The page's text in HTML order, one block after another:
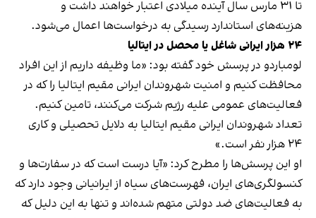
تا ۳۱ مارس سال آینده میلادی اعتبار خواهند داشت و
هزینه‌های استاندارد رسیدگی به درخواست‌ها اعمال می‌شود.
۲۴ هزار ایرانی شاغل یا محصل در ایتالیا
لومباردو در پرسش خود گفته بود: «ما وظیفه داریم از این افراد
محافظت کنیم و امنیت شهروندان ایرانی مقیم ایتالیا را که در
فعالیت‌های عمومی علیه رژیم شرکت می‌کنند، تامین کنیم.
تعداد شهروندان ایرانی مقیم ایتالیا به دلایل تحصیلی و کاری
۲۴ هزار نفر است.»
او این پرسش‌ها را مطرح کرد: «آیا درست است که در سفارت‌ها و
کنسولگری‌های ایران، فهرست‌های سیاه از ایرانیانی وجود دارد که
به فعالیت‌های ضد دولتی متهم شده‌اند و تنها به این دلیل که